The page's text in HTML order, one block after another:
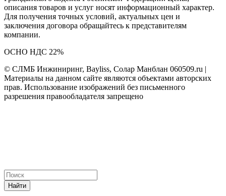
описания товаров и услуг носят информационный характер.
Для получения точных условий, актуальных цен и
заключения договора обращайтесь к представителям
компании.
ОСНО НДС 22%
© СЛМБ Инжиниринг, Bayliss, Солар Манблан 060509.ru |
Материалы на данном сайте являются объектами авторских
прав. Использование изображений без письменного
разрешения правообладателя запрещено
Найти